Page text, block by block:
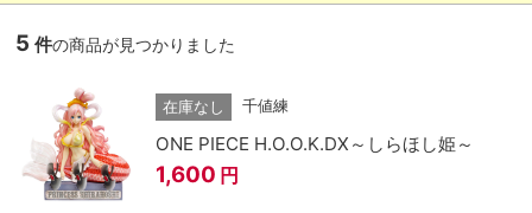
5 件の商品が見つかりました
在庫なし 千値練
ONE PIECE H.O.O.K.DX～しらほし姫～
1,600 円